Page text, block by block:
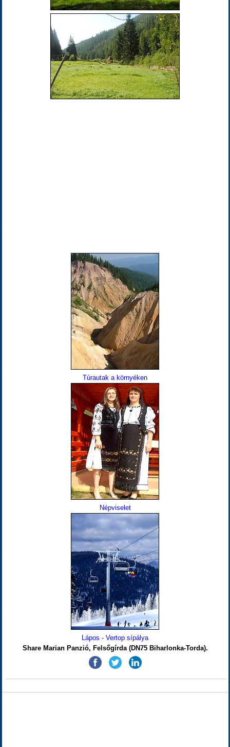
Túrautak a környéken
Népviselet
Lápos - Vertop sípálya
Share Marian Panzió, Felsőgírda (DN75 Biharlonka-Torda).